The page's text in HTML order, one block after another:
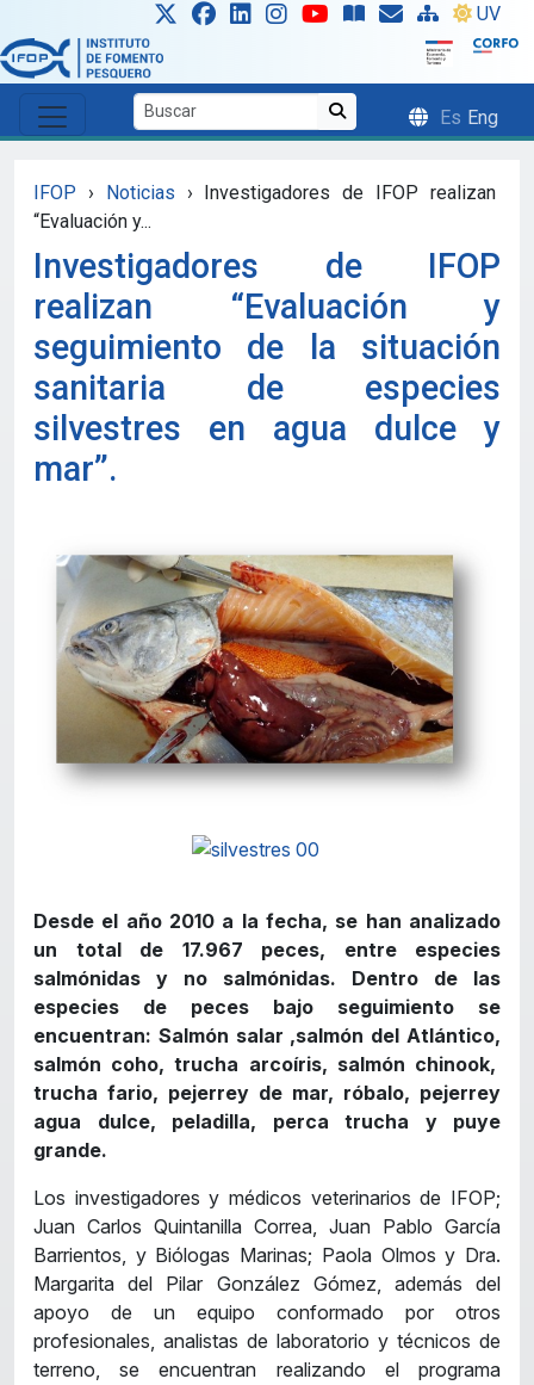
Skip to main content UV
Es Eng
IFOP › Noticias › Investigadores de IFOP realizan
“Evaluación y...
Investigadores de IFOP
realizan “Evaluación y
seguimiento de la situación
sanitaria de especies
silvestres en agua dulce y
mar”.
Desde el año 2010 a la fecha, se han analizado
un total de 17.967 peces, entre especies
salmónidas y no salmónidas. Dentro de las
especies de peces bajo seguimiento se
encuentran: Salmón salar ,salmón del Atlántico,
salmón coho, trucha arcoíris, salmón chinook,
trucha fario, pejerrey de mar, róbalo, pejerrey
agua dulce, peladilla, perca trucha y puye
grande.
Los investigadores y médicos veterinarios de IFOP;
Juan Carlos Quintanilla Correa, Juan Pablo García
Barrientos, y Biólogas Marinas; Paola Olmos y Dra.
Margarita del Pilar González Gómez, además del
apoyo de un equipo conformado por otros
profesionales, analistas de laboratorio y técnicos de
terreno, se encuentran realizando el programa